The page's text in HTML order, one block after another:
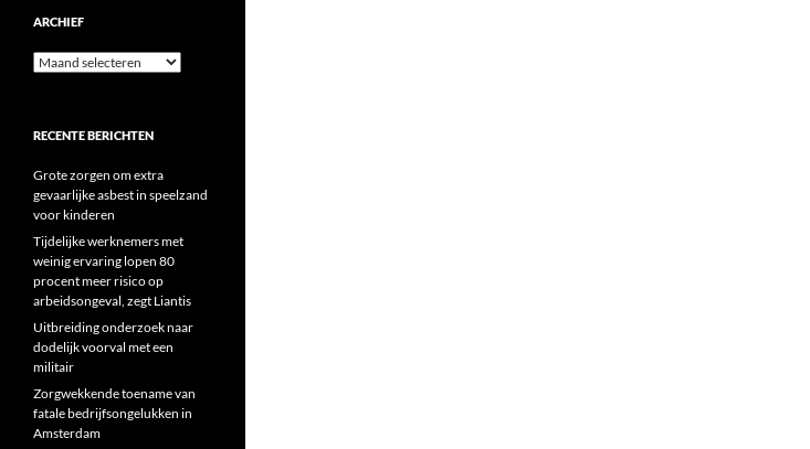
ARCHIEF
Archief
RECENTE BERICHTEN
Grote zorgen om extra
gevaarlijke asbest in speelzand
voor kinderen
Tijdelijke werknemers met
weinig ervaring lopen 80
procent meer risico op
arbeidsongeval, zegt Liantis
Uitbreiding onderzoek naar
dodelijk voorval met een
militair
Zorgwekkende toename van
fatale bedrijfsongelukken in
Amsterdam